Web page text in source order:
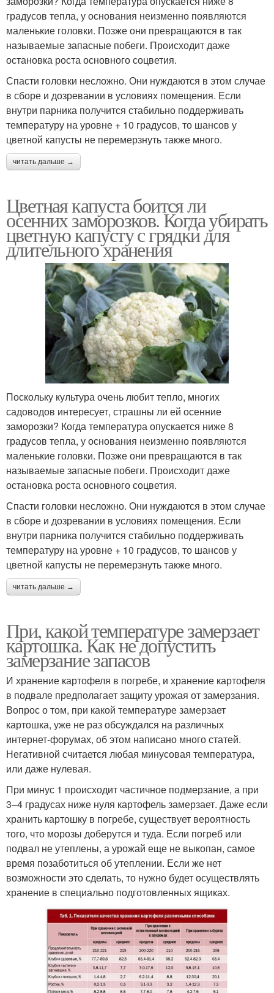
градусов тепла, у основания неизменно появляются
маленькие головки. Позже они превращаются в так
называемые запасные побеги. Происходит даже
остановка роста основного соцветия.
Спасти головки несложно. Они нуждаются в этом случае
в сборе и дозревании в условиях помещения. Если
внутри парника получится стабильно поддерживать
температуру на уровне + 10 градусов, то шансов у
цветной капусты не перемерзнуть также много.
читать дальше →
Цветная капуста боится ли
осенних заморозков. Когда убирать
цветную капусту с грядки для
длительного хранения
Поскольку культура очень любит тепло, многих
садоводов интересует, страшны ли ей осенние
заморозки? Когда температура опускается ниже 8
градусов тепла, у основания неизменно появляются
маленькие головки. Позже они превращаются в так
называемые запасные побеги. Происходит даже
остановка роста основного соцветия.
Спасти головки несложно. Они нуждаются в этом случае
в сборе и дозревании в условиях помещения. Если
внутри парника получится стабильно поддерживать
температуру на уровне + 10 градусов, то шансов у
цветной капусты не перемерзнуть также много.
читать дальше →
При, какой температуре замерзает
картошка. Как не допустить
замерзание запасов
И хранение картофеля в погребе, и хранение картофеля
в подвале предполагает защиту урожая от замерзания.
Вопрос о том, при какой температуре замерзает
картошка, уже не раз обсуждался на различных
интернет-форумах, об этом написано много статей.
Негативной считается любая минусовая температура,
или даже нулевая.
При минус 1 происходит частичное подмерзание, а при
3–4 градусах ниже нуля картофель замерзает. Даже если
хранить картошку в погребе, существует вероятность
того, что морозы доберутся и туда. Если погреб или
подвал не утеплены, а урожай еще не выкопан, самое
время позаботиться об утеплении. Если же нет
возможности это сделать, то нужно будет осуществлять
хранение в специально подготовленных ящиках.